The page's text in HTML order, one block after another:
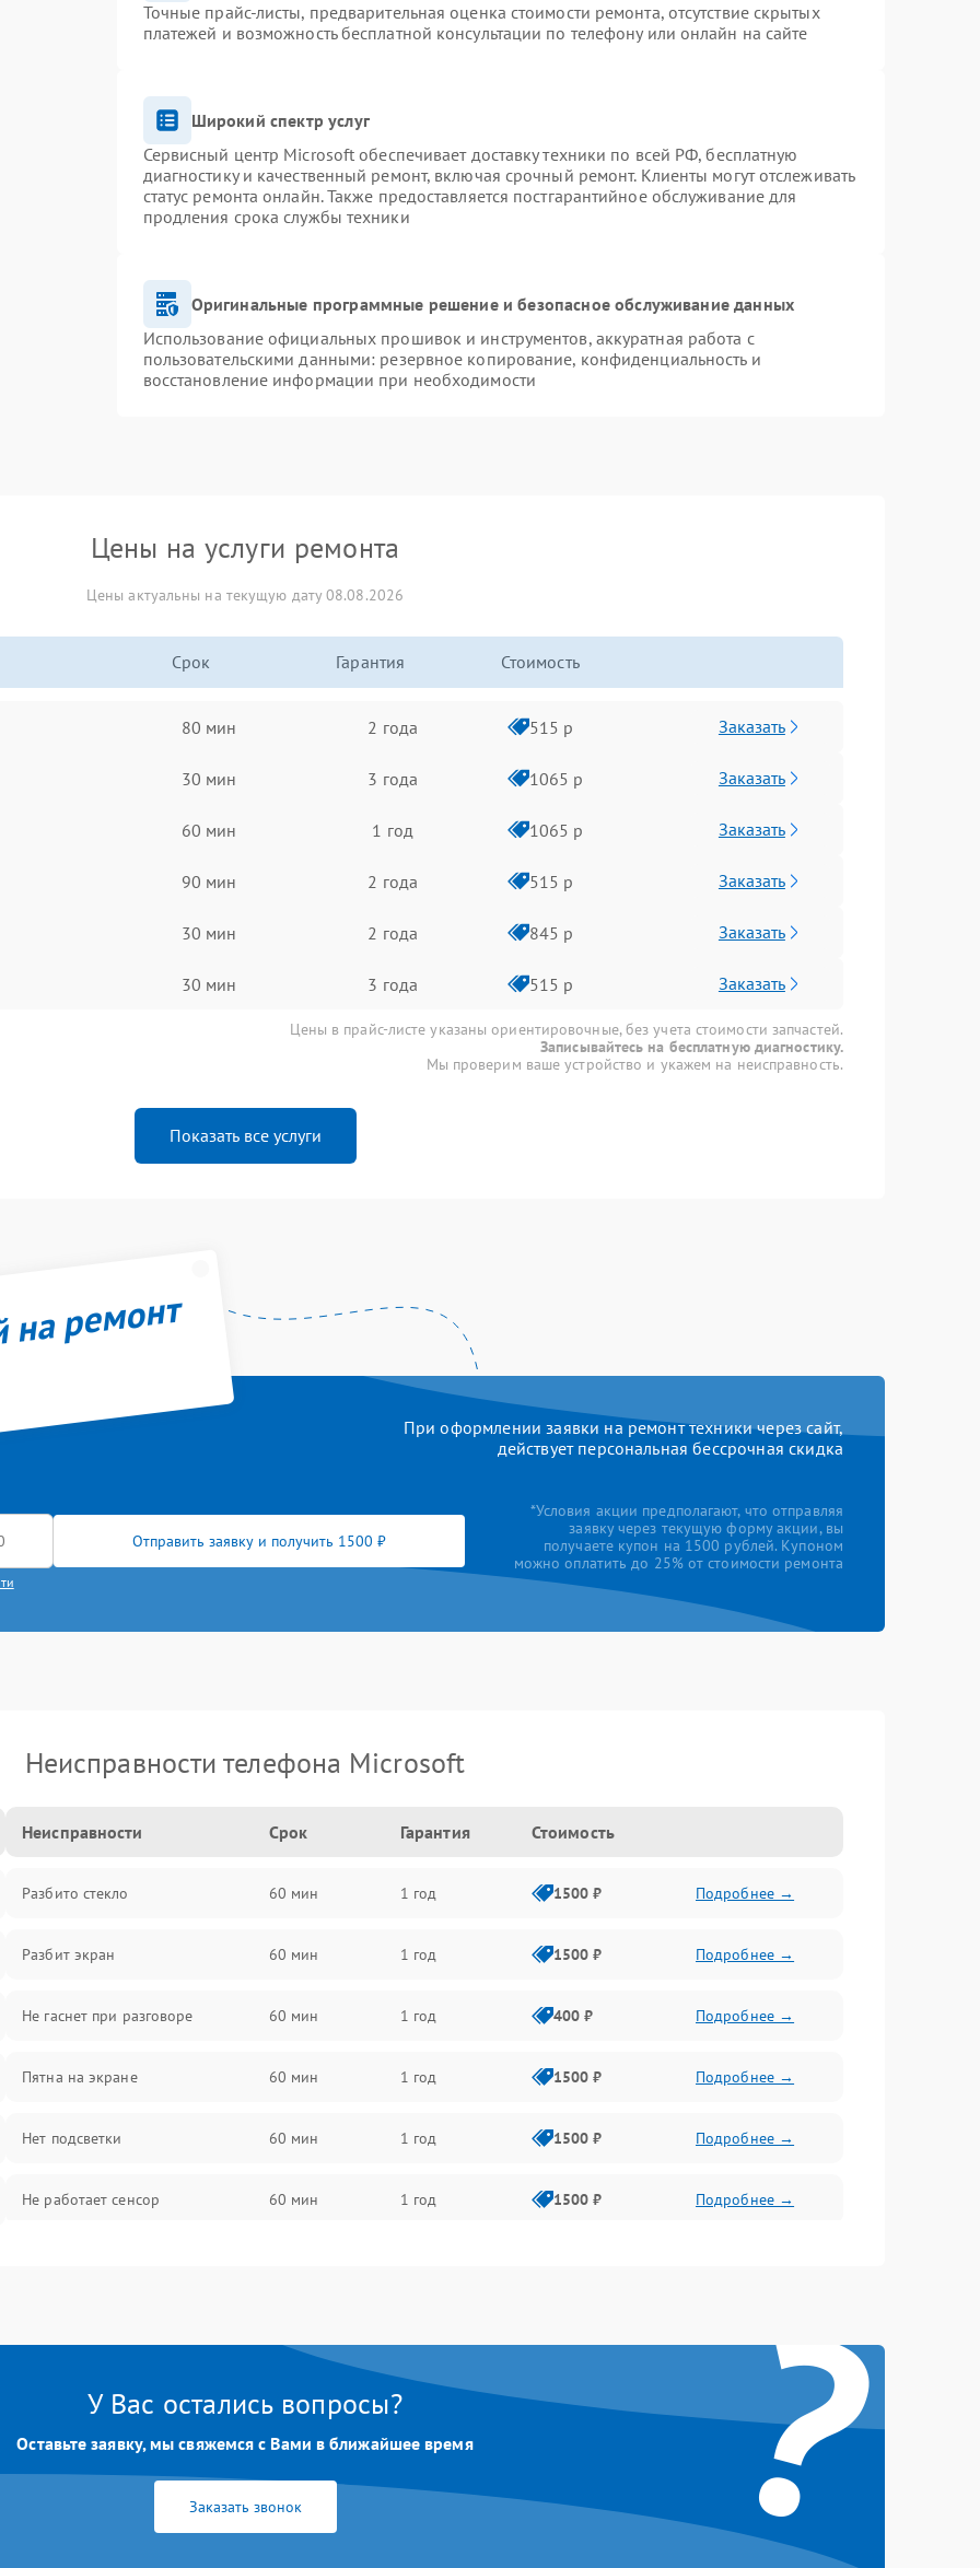
Точные прайс-листы, предварительная оценка стоимости ремонта, отсутствие скрытых
платежей и возможность бесплатной консультации по телефону или онлайн на сайте
Широкий спектр услуг
Сервисный центр Microsoft обеспечивает доставку техники по всей РФ, бесплатную
диагностику и качественный ремонт, включая срочный ремонт. Клиенты могут отслеживать
статус ремонта онлайн. Также предоставляется постгарантийное обслуживание для
продления срока службы техники
Оригинальные программные решение и безопасное обслуживание данных
Использование официальных прошивок и инструментов, аккуратная работа с
пользовательскими данными: резервное копирование, конфиденциальность и
восстановление информации при необходимости
Цены на услуги ремонта
Цены актуальны на текущую дату 08.08.2026
Срок Гарантия Стоимость
80 мин 2 года 515 р Заказать
30 мин 3 года 1065 р Заказать
60 мин 1 год 1065 р Заказать
90 мин 2 года 515 р Заказать
30 мин 2 года 845 р Заказать
30 мин 3 года 515 р Заказать
Цены в прайс-листе указаны ориентировочные, без учета стоимости запчастей.
Записывайтесь на бесплатную диагностику.
Мы проверим ваше устройство и укажем на неисправность.
Показать все услуги
ремонт
При оформлении заявки на ремонт техники через сайт,
действует персональная бессрочная скидка
Отправить заявку и получить 1500 ₽
*Условия акции предполагают, что отправляя
заявку через текущую форму акции, вы
получаете купон на 1500 рублей. Купоном
можно оплатить до 25% от стоимости ремонта
Неисправности телефона Microsoft
Неисправности Срок Гарантия Стоимость
Разбито стекло 60 мин 1 год 1500 ₽ Подробнее →
Разбит экран 60 мин 1 год 1500 ₽ Подробнее →
Не гаснет при разговоре 60 мин 1 год 400 ₽ Подробнее →
Пятна на экране 60 мин 1 год 1500 ₽ Подробнее →
Нет подсветки 60 мин 1 год 1500 ₽ Подробнее →
Не работает сенсор 60 мин 1 год 1500 ₽ Подробнее →
1 год ?
У Вас остались вопросы?
Оставьте заявку, мы свяжемся с Вами в ближайшее время
Заказать звонок